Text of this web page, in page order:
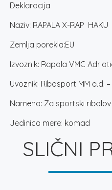
Deklaracija
Naziv: RAPALA X-RAP HAKU
Zemlja porekla:EU
Izvoznik: Rapala VMC
Uvoznik: Ribosport MM o.d.
Namena: Za sportski ribolov
Jedinica mere: komad
SLIČNI